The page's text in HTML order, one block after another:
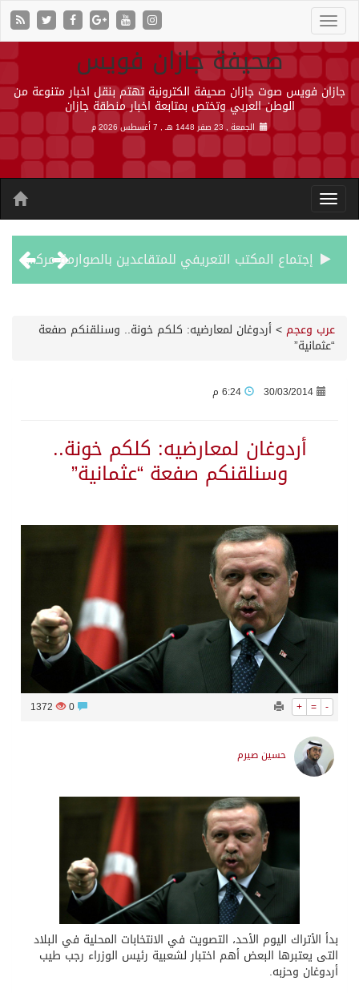
صحيفة جازان فويس
جازان فويس صوت جازان صحيفة الكترونية تهتم بنقل اخبار متنوعة من
الوطن العربي وتختص بمتابعة اخبار منطقة جازان
الجمعة , 23 صفر 1448 هـ , 7 أغسطس 2026 م
إجتماع المكتب التعريفي للمتقاعدين بالصوارمة-مركز الحكامية
أمير منطقة جازان يكرّم ثلاثة مواطنين لتبرعهم بأجزاء من أعضائهم
عرب وعجم >أردوغان لمعارضيه: كلكم خونة.. وسنلقنكم صفعة
“عثمانية”
30/03/2014
أردوغان لمعارضيه: كلكم خونة..
وسنلقنكم صفعة “عثمانية”
+ = -
1372
حسين صيرم
بدأ الأتراك اليوم الأحد، التصويت في الانتخابات المحلية في البلاد
التى يعتبرها البعض أهم اختبار لشعبية رئيس الوزراء رجب طيب
أردوغان وحزبه.